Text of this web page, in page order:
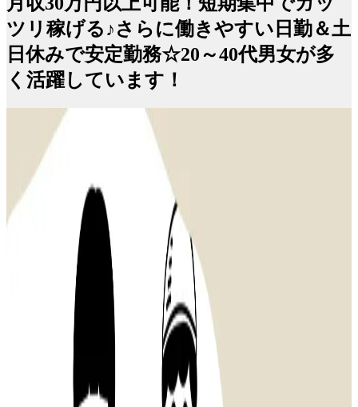
ツリ稼げる♪さらに働きやすい日勤＆土
日休みで安定勤務☆20～40代男女が多
く活躍しています！